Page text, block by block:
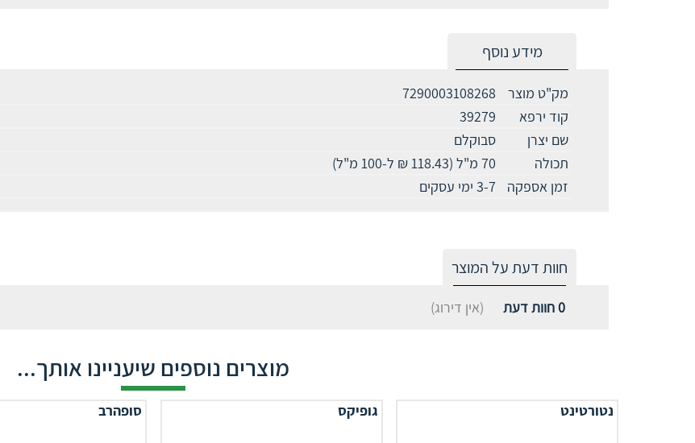
מידע נוסף
מק"ט מוצר
7290003108268
קוד ירפא
39279
שם יצרן
סבוקלם
תכולה
70 מ"ל (118.43 ₪ ל-100 מ"ל)
זמן אספקה
3-7 ימי עסקים
חוות דעת על המוצר
0חוות דעת (אין דירוג)
מוצרים נוספים שיעניינו אותך...
נטורטינט גופיקס סופהרב